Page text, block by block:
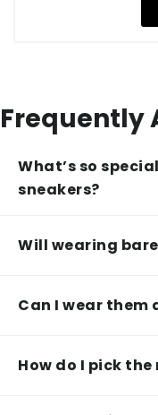
Frequently
What’s so
sneakers?
Will wearing
Can I wear them
How do I pick